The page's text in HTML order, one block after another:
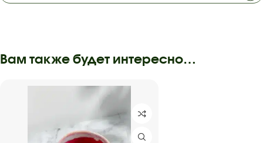
Вам также будет интересно…